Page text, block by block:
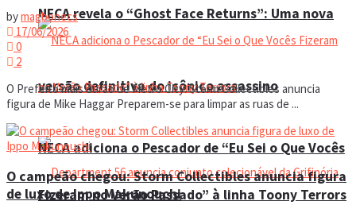
NECA revela o “Ghost Face Returns”: Uma nova
versão definitiva do icônico assassino
NECA adiciona o Pescador de “Eu Sei o Que Vocês
Fizeram no Verão Passado” à linha Toony Terrors
bymagbonecs
17/06/2026
0
2
O Prefeito mais durão de Metro City: Storm Collectibles anuncia
figura de Mike Haggar Preparem-se para limpar as ruas de ...
O campeão chegou: Storm Collectibles anuncia figura
de luxo de Ippo Makunouchi